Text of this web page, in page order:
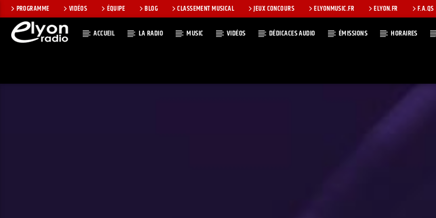
PROGRAMME VIDÉOS ÉQUIPE BLOG CLASSEMENT MUSICAL JEUX CONCOURS ELYONMUSIC.FR ELYON.FR F.A.QS
ACCUEIL LA RADIO MUSIC VIDÉOS DÉDICACES AUDIO ÉMISSIONS HORAIRES